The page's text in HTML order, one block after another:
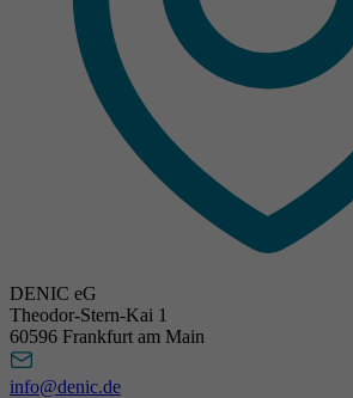
DENIC eG
Theodor-Stern-Kai 1
60596 Frankfurt am Main
info@denic.de